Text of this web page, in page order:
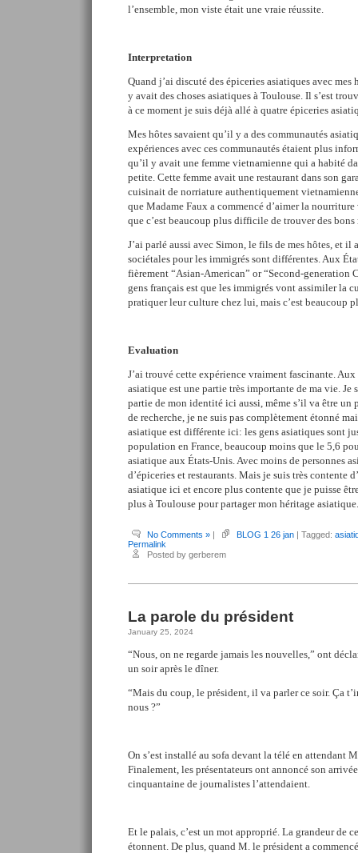
l’ensemble, mon viste était une vraie réussite.
Interpretation
Quand j’ai discuté des épiceries asiatiques avec mes
y avait des choses asiatiques à Toulouse. Il s’est
à ce moment je suis déjà allé à quatre épiceries
Mes hôtes savaient qu’il y a des communautés
expériences avec ces communautés étaient plus
qu’il y avait une femme vietnamienne qui a habité
petite. Cette femme avait une restaurant dans son
cuisinait de norriature authentiquement
que Madame Faux a commencé d’aimer la
que c’est beaucoup plus difficile de trouver des
J’ai parlé aussi avec Simon, le fils de mes hôtes, et il
sociétales pour les immigrés sont différentes. Aux
fièrement “Asian-American” or “Second-generation
gens français est que les immigrés vont assimiler la
pratiquer leur culture chez lui, mais c’est beaucoup
Evaluation
J’ai trouvé cette expérience vraiment fascinante.
asiatique est une partie très importante de ma vie. Je
partie de mon identité ici aussi, même s’il va être un
de recherche, je ne suis pas complètement étonné
asiatique est différente ici: les gens asiatiques sont
population en France, beaucoup moins que le 5,6
asiatique aux États-Unis. Avec moins de personnes
d’épiceries et restaurants. Mais je suis très contente
asiatique ici et encore plus contente que je puisse
plus à Toulouse pour partager mon héritage
No Comments » | BLOG 1 26 jan | Tagged:
Permalink
Posted by gerberem
La parole du président
January 25, 2024
“Nous, on ne regarde jamais les nouvelles,” ont
un soir après le dîner.
“Mais du coup, le président, il va parler ce soir. Ça
nous ?”
On s’est installé au sofa devant la télé en attendant
Finalement, les présentateurs ont annoncé son
cinquantaine de journalistes l’attendaient.
Et le palais, c’est un mot approprié. La grandeur de
étonnent. De plus, quand M. le président a